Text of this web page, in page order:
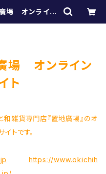
場 オンライン
場 オンライン
ト
和雑貨専門店『置地廣場』のオ
イトです。
https://www.okichih